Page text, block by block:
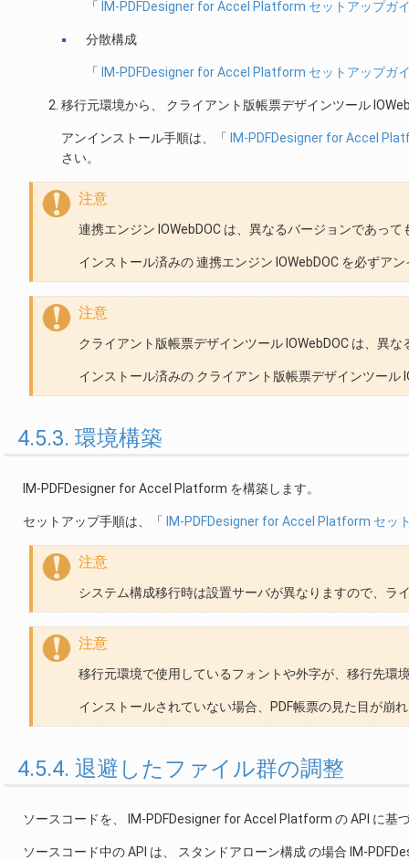
「 IM-PDFDesigner for Accel Platform セットアップガ
分散構成
「 IM-PDFDesigner for Accel Platform セットアップガ
移行元環境から、 クライアント版帳票デザインツール
アンインストール手順は、「 IM-PDFDesigner for Accel
さい。
注意
連携エンジン IOWebDOC は、異なるバージョンであっ
インストール済みの 連携エンジン IOWebDOC を必ずア
注意
クライアント版帳票デザインツール IOWebDOC は、異
インストール済みの クライアント版帳票デザインツール
4.5.3. 環境構築
IM-PDFDesigner for Accel Platform を構築します。
セットアップ手順は、「 IM-PDFDesigner for Accel Platform セッ
注意
システム構成移行時は設置サーバが異なりますので、ラ
注意
移行元環境で使用しているフォントや外字が、移行先環
インストールされていない場合、PDF帳票の見た目が崩
4.5.4. 退避したファイル群の調整
ソースコードを、 IM-PDFDesigner for Accel Platform の API に基
ソースコード中の API は、 スタンドアローン構成 の場合 IM-